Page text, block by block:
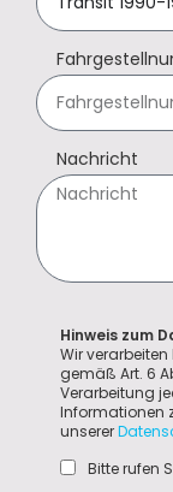
Nachricht
Hinweis zum
Wir
gemäß Art. 6
Verarbeitung
Informationen
unserer
Bitte rufen